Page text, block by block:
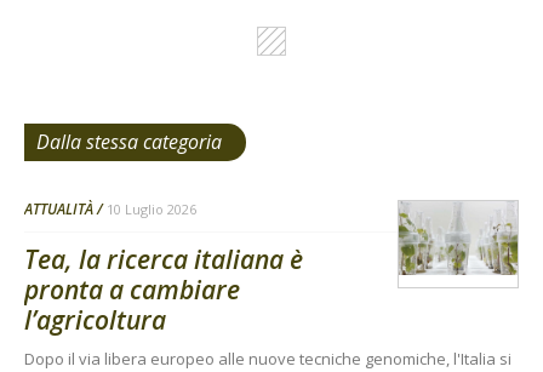
Dalla stessa categoria
ATTUALITÀ 10 Luglio 2026
Tea, la ricerca italiana è
pronta a cambiare
l’agricoltura
Dopo il via libera europeo alle nuove tecniche genomiche, l'Italia si